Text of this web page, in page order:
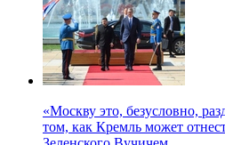
«Москву это, безусловно,
том, как Кремль может